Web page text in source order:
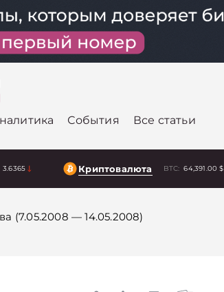
События Все статьи
3.6365 Криптовалюта BTC: 64,391.00 $
(7.05.2008 — 14.05.2008)